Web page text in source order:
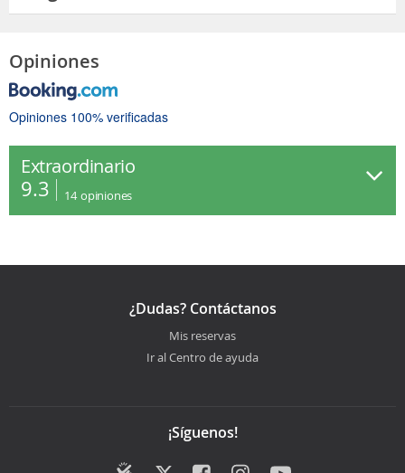
Opiniones
Opiniones 100% verificadas
Extraordinario
9.3 14 opiniones
¿Dudas? Contáctanos
Mis reservas
Ir al Centro de ayuda
¡Síguenos!